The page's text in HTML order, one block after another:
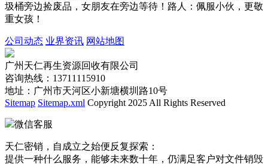
圾桶旁边捡废品，女朋友在旁边等待！路人：佩服小伙，更敬
重女孩！
公司动态 业界资讯 网站地图
广州天仁再生资源回收有限公司
咨询热线：13711115910
地址：广州市天河区小新塘横圳路10号
Sitemap Sitemap.xml Copyright 2025 All Rights Reserved
微信客服
天仁密销，自成立之始便反复探索：
提供一种什么服务，能够未来数十年，仍满足客户对文件销毁